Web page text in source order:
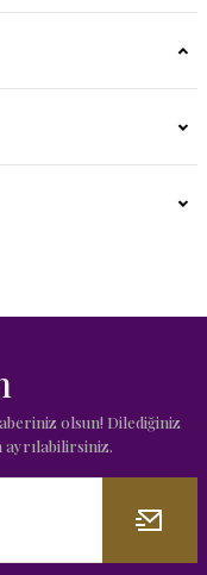
olsun! Dilediğiniz
ayrılabilirsiniz.